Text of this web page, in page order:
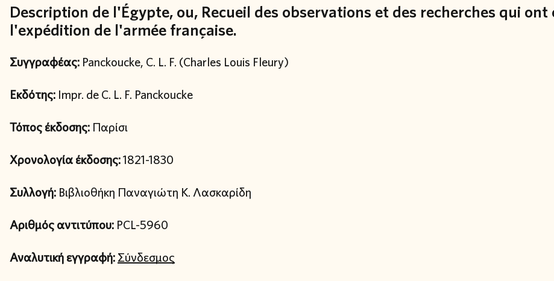
Description de l'Égypte, ou, Recueil des observations et des recherches qui
l'expédition de l'armée française.
Συγγραφέας: Panckoucke, C. L. F. (Charles Louis Fleury)
Εκδότης: Impr. de C. L. F. Panckoucke
Τόπος έκδοσης: Παρίσι
Χρονολογία έκδοσης:1821-1830
Συλλογή: Βιβλιοθήκη Παναγιώτη Κ. Λασκαρίδη
Αριθμός αντιτύπου: PCL-5960
Αναλυτική εγγραφή:Σύνδεσμος